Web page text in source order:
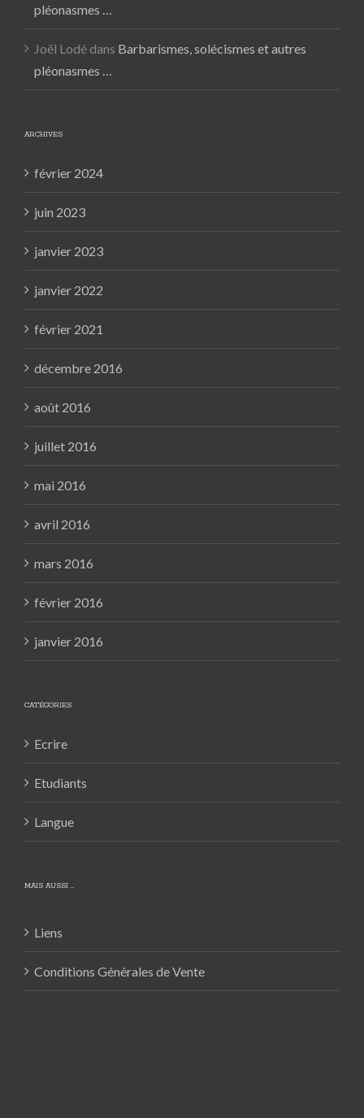
pléonasmes …
Joël Lodé dans Barbarismes, solécismes et autres
pléonasmes …
ARCHIVES
février 2024
juin 2023
janvier 2023
janvier 2022
février 2021
décembre 2016
août 2016
juillet 2016
mai 2016
avril 2016
mars 2016
février 2016
janvier 2016
CATÉGORIES
Ecrire
Etudiants
Langue
MAIS AUSSI …
Liens
Conditions Générales de Vente